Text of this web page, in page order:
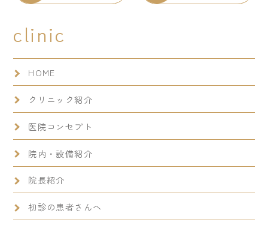
clinic
HOME
クリニック紹介
医院コンセプト
院内・設備紹介
院長紹介
初診の患者さんへ